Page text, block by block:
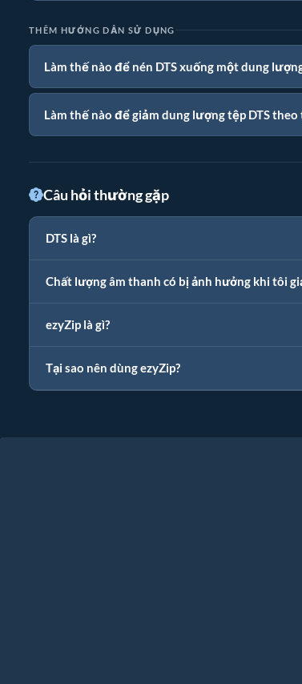
THÊM HƯỚNG DẪN SỬ DỤNG
Làm thế nào để nén DTS xuống một dung
Làm thế nào để giảm dung lượng tệp DTS
Câu hỏi thường gặp
DTS là gì?
Chất lượng âm thanh có bị ảnh hưởng khi tôi
ezyZip là gì?
Tại sao nên dùng ezyZip?